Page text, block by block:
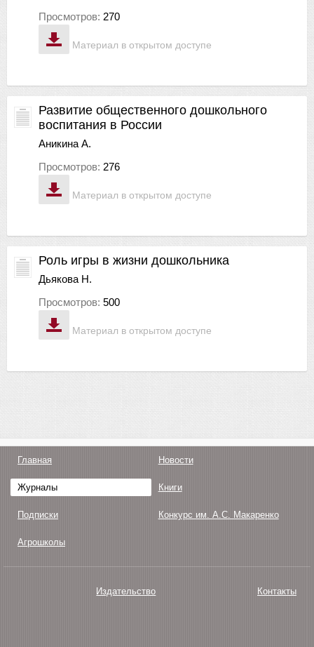
Материал в открытом доступе
Просмотров: 270
Материал в открытом доступе
Развитие общественного дошкольного
воспитания в России
Аникина А.
Просмотров: 276
Материал в открытом доступе
Роль игры в жизни дошкольника
Дьякова Н.
Просмотров: 500
Главная Новости
Журналы Книги
Подписки Конкурс им. А.С. Макаренко
Агрошколы
Издательство Контакты